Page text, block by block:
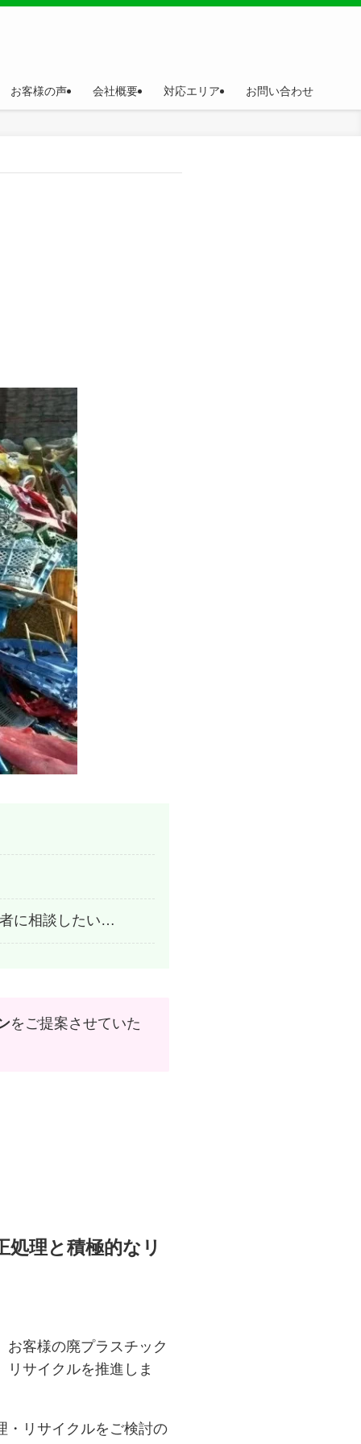
お客様の声 会社概要 対応エリア お問い合わせ
に相談したい…
をご提案させていた
理と積極的なリ
お客様の廃プラスチック
リサイクルを推進しま
・リサイクルをご検討の